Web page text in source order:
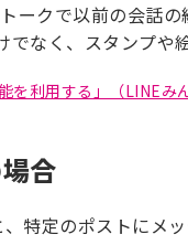
ークで以前の会話
なく、スタンプや
を利用する」（LINEみ
合
特定のポストにメ